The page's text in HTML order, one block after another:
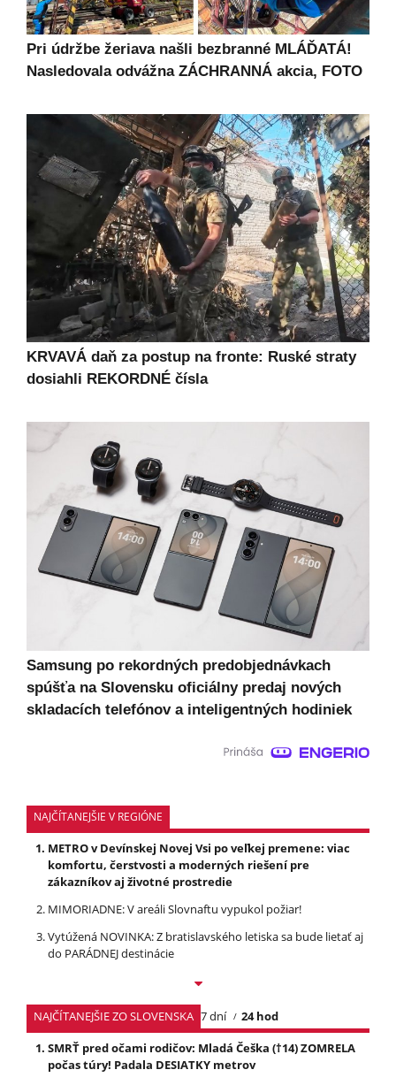
Pri údržbe žeriava našli bezbranné MLÁĎATÁ!
Nasledovala odvážna ZÁCHRANNÁ akcia, FOTO
KRVAVÁ daň za postup na fronte: Ruské straty
dosiahli REKORDNÉ čísla
Samsung po rekordných predobjednávkach
spúšťa na Slovensku oficiálny predaj nových
skladacích telefónov a inteligentných hodiniek
NAJČÍTANEJŠIE V REGIÓNE
METRO v Devínskej Novej Vsi po veľkej premene: viac
komfortu, čerstvosti a moderných riešení pre
zákazníkov aj životné prostredie
MIMORIADNE: V areáli Slovnaftu vypukol požiar!
Vytúžená NOVINKA: Z bratislavského letiska sa bude lietať aj
do PARÁDNEJ destinácie
NAJČÍTANEJŠIE ZO SLOVENSKA 7 dní
24 hod
SMRŤ pred očami rodičov: Mladá Češka (†14) ZOMRELA
počas túry! Padala DESIATKY metrov